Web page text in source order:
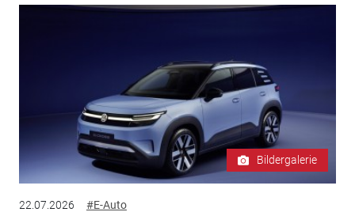
Bildergalerie
22.07.2026 #E-Auto